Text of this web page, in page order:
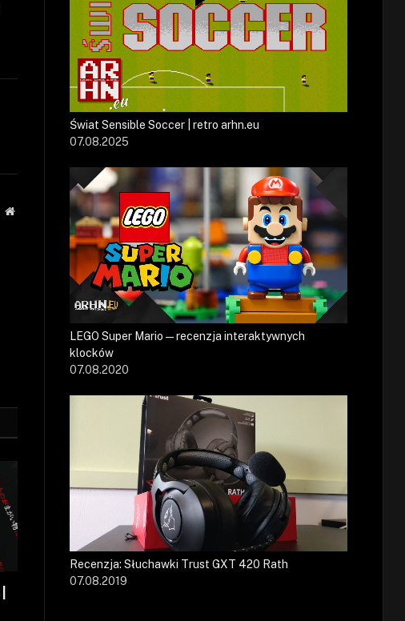
Strona
Świat Sensible Soccer | retro arhn.eu
07.08.2025
LEGO Super Mario — recenzja interaktywnych
klocków
07.08.2020
Recenzja: Słuchawki Trust GXT 420 Rath
07.08.2019